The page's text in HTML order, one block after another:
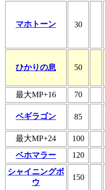
マホトーン 30
ひかりの息 50
最大MP+16
70
ベギラゴン 85
最大MP+24
100
ベホマラー
120
シャイニングボ
ウ
150